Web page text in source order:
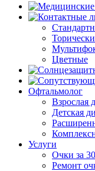
Цветные
Офтальмолог
Взрослая
Детская
Услуги
Очки за
Ремонт